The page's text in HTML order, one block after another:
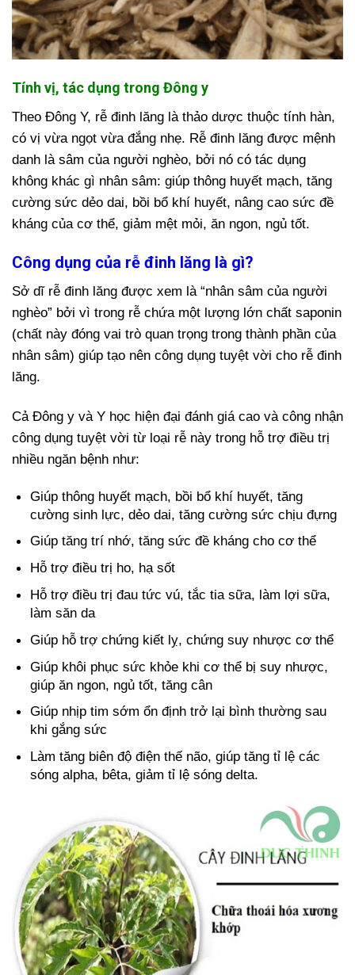
Tính vị, tác dụng trong Đông y
Theo Đông Y, rễ đinh lăng là thảo dược thuộc tính hàn,
có vị vừa ngọt vừa đắng nhẹ. Rễ đinh lăng được mệnh
danh là sâm của người nghèo, bởi nó có tác dụng
không khác gì nhân sâm: giúp thông huyết mạch, tăng
cường sức dẻo dai, bồi bổ khí huyết, nâng cao sức đề
kháng của cơ thể, giảm mệt mỏi, ăn ngon, ngủ tốt.
​Công dụng của rễ đinh lăng là gì?
Sở dĩ rễ đinh lăng được xem là “nhân sâm của người
nghèo” bởi vì trong rễ chứa một lượng lớn chất saponin
(chất này đóng vai trò quan trọng trong thành phần của
nhân sâm) giúp tạo nên công dụng tuyệt vời cho rễ đinh
lăng.
Cả Đông y và Y học hiện đại đánh giá cao và công nhận
công dụng tuyệt vời từ loại rễ này trong hỗ trợ điều trị
nhiều ngăn bệnh như:
Giúp thông huyết mạch, bồi bổ khí huyết, tăng
cường sinh lực, dẻo dai, tăng cường sức chịu đựng
Giúp tăng trí nhớ, tăng sức đề kháng cho cơ thể
Hỗ trợ điều trị ho, hạ sốt
Hỗ trợ điều trị đau tức vú, tắc tia sữa, làm lợi sữa,
làm săn da
Giúp hỗ trợ chứng kiết lỵ, chứng suy nhược cơ thể
Giúp khôi phục sức khỏe khi cơ thể bị suy nhược,
giúp ăn ngon, ngủ tốt, tăng cân
Giúp nhịp tim sớm ổn định trở lại bình thường sau
khi gắng sức
Làm tăng biên độ điện thế não, giúp tăng tỉ lệ các
sóng alpha, bêta, giảm tỉ lệ sóng delta.